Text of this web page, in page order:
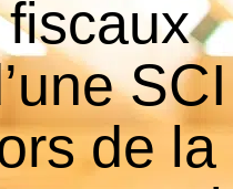
fiscaux
SCI
de la